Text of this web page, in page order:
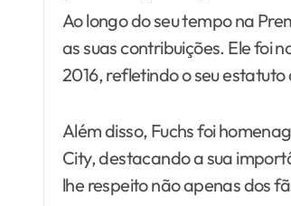
Ao longo do seu tempo na
as suas contribuições. Ele foi
2016, refletindo o seu
Além disso, Fuchs foi
City, destacando a sua
lhe respeito não apenas dos